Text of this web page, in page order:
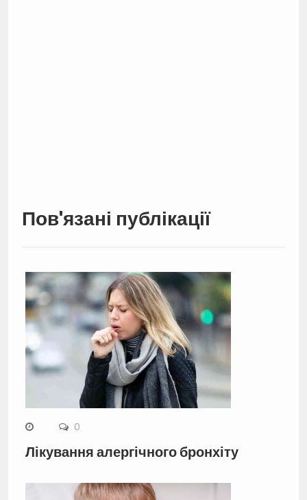
Пов'язані публікації
0
Лікування алергічного бронхіту